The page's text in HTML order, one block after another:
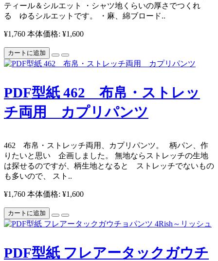
ティール＆シルエット ・シャツ地くらいの厚さでつくれ
る ゆるシルエットです。 ・麻、綿ブロード..
¥1,760 本体価格: ¥1,600
カートに追加
PDF型紙 462 布帛・ストレッ
チ両用 カプリパンツ
462 布帛・ストレッチ両用、カプリパンツ。 柄パン、作
りたいと思い 企画しました。 無地ならストレッチの生地
は探せるのですが、柄生地となると ストレッチでないもの
も多いので、 スト..
¥1,760 本体価格: ¥1,600
カートに追加
PDF型紙 フレアータックガウチ